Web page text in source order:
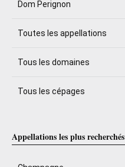
Dom Perignon
Toutes les appellations
Tous les domaines
Tous les cépages
Appellations les plus recherchés